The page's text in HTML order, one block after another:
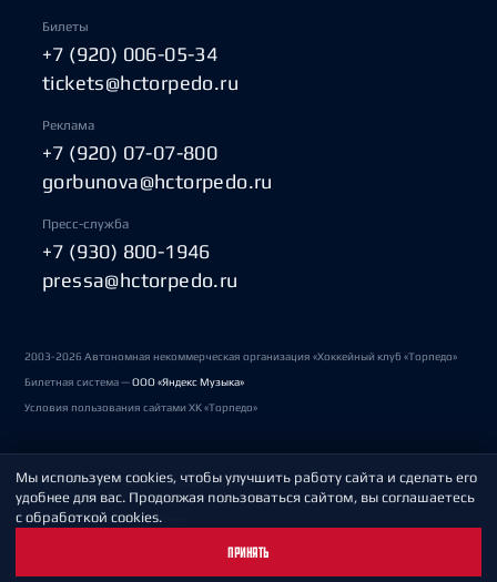
Билеты
+7 (920) 006-05-34
tickets@hctorpedo.ru
Реклама
+7 (920) 07-07-800
gorbunova@hctorpedo.ru
Пресс-служба
+7 (930) 800-1946
pressa@hctorpedo.ru
2003-2026 Автономная некоммерческая организация «Хоккейный клуб «Торпедо»
Билетная система —ООО «Яндекс Музыка»
Условия пользования сайтами ХК «Торпедо»
Политика обработки персональных данных
Пользовательское соглашение
Мы используем cookies, чтобы улучшить работу сайта и сделать его
удобнее для вас. Продолжая пользоваться сайтом, вы соглашаетесь
с обработкой cookies.
ПРИНЯТЬ